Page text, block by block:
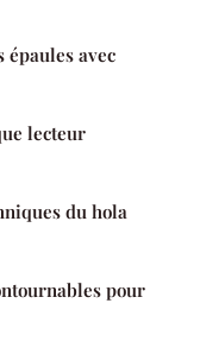
épaules avec
lecteur
du hola
pour